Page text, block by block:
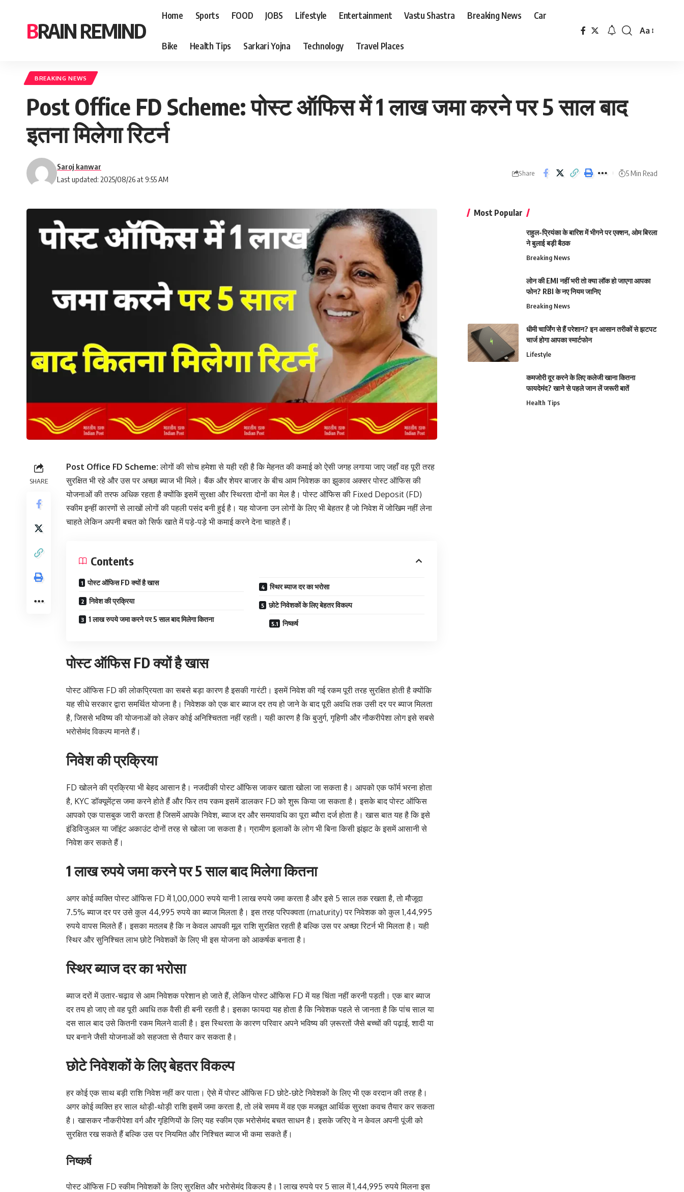
BRAIN REMIND
Home Sports FOOD JOBS Lifestyle Entertainment Vastu Shastra Breaking News Car
Bike Health Tips Sarkari Yojna Technology Travel Places
Font
Aa
BREAKING NEWS
Post Office FD Scheme: पोस्ट ऑफिस में 1 लाख जमा करने पर 5 साल बाद
इतना मिलेगा रिटर्न
Last updated: 2025/08/26 at 9:55 AM
Saroj kanwar
Share 5 Min Read
SHARE
Post Office FD Scheme:लोगों की सोच हमेशा से यही रही है कि मेहनत की कमाई को ऐसी जगह लगाया जाए जहाँ वह पूरी तरह
सुरक्षित भी रहे और उस पर अच्छा ब्याज भी मिले। बैंक और शेयर बाजार के बीच आम निवेशक का झुकाव अक्सर पोस्ट ऑफिस की
योजनाओं की तरफ अधिक रहता है क्योंकि इसमें सुरक्षा और स्थिरता दोनों का मेल है। पोस्ट ऑफिस की Fixed Deposit (FD)
स्कीम इन्हीं कारणों से लाखों लोगों की पहली पसंद बनी हुई है। यह योजना उन लोगों के लिए भी बेहतर है जो निवेश में जोखिम नहीं लेना
चाहते लेकिन अपनी बचत को सिर्फ खाते में पड़े-पड़े भी कमाई करने देना चाहते हैं।
Contents
पोस्ट ऑफिस FD क्यों है खास
निवेश की प्रक्रिया
1 लाख रुपये जमा करने पर 5 साल बाद मिलेगा कितना
स्थिर ब्याज दर का भरोसा
छोटे निवेशकों के लिए बेहतर विकल्प
निष्कर्ष
पोस्ट ऑफिस FD क्यों है खास
पोस्ट ऑफिस FD की लोकप्रियता का सबसे बड़ा कारण है इसकी गारंटी। इसमें निवेश की गई रकम पूरी तरह सुरक्षित होती है क्योंकि
यह सीधे सरकार द्वारा समर्थित योजना है। निवेशक को एक बार ब्याज दर तय हो जाने के बाद पूरी अवधि तक उसी दर पर ब्याज मिलता
है, जिससे भविष्य की योजनाओं को लेकर कोई अनिश्चितता नहीं रहती। यही कारण है कि बुजुर्ग, गृहिणी और नौकरीपेशा लोग इसे सबसे
भरोसेमंद विकल्प मानते हैं।
निवेश की प्रक्रिया
FD खोलने की प्रक्रिया भी बेहद आसान है। नजदीकी पोस्ट ऑफिस जाकर खाता खोला जा सकता है। आपको एक फॉर्म भरना होता
है, KYC डॉक्यूमेंट्स जमा करने होते हैं और फिर तय रकम इसमें डालकर FD को शुरू किया जा सकता है। इसके बाद पोस्ट ऑफिस
आपको एक पासबुक जारी करता है जिसमें आपके निवेश, ब्याज दर और समयावधि का पूरा ब्यौरा दर्ज होता है। खास बात यह है कि इसे
इंडिविजुअल या जॉइंट अकाउंट दोनों तरह से खोला जा सकता है। ग्रामीण इलाकों के लोग भी बिना किसी झंझट के इसमें आसानी से
निवेश कर सकते हैं।
1 लाख रुपये जमा करने पर 5 साल बाद मिलेगा कितना
अगर कोई व्यक्ति पोस्ट ऑफिस FD में 1,00,000 रुपये यानी 1 लाख रुपये जमा करता है और इसे 5 साल तक रखता है, तो मौजूदा
7.5% ब्याज दर पर उसे कुल 44,995 रुपये का ब्याज मिलता है। इस तरह परिपक्वता (maturity) पर निवेशक को कुल 1,44,995
रुपये वापस मिलते हैं। इसका मतलब है कि न केवल आपकी मूल राशि सुरक्षित रहती है बल्कि उस पर अच्छा रिटर्न भी मिलता है। यही
स्थिर और सुनिश्चित लाभ छोटे निवेशकों के लिए भी इस योजना को आकर्षक बनाता है।
स्थिर ब्याज दर का भरोसा
ब्याज दरों में उतार-चढ़ाव से आम निवेशक परेशान हो जाते हैं, लेकिन पोस्ट ऑफिस FD में यह चिंता नहीं करनी पड़ती। एक बार ब्याज
दर तय हो जाए तो वह पूरी अवधि तक वैसी ही बनी रहती है। इसका फायदा यह होता है कि निवेशक पहले से जानता है कि पांच साल या
दस साल बाद उसे कितनी रकम मिलने वाली है। इस स्थिरता के कारण परिवार अपने भविष्य की ज़रूरतों जैसे बच्चों की पढ़ाई, शादी या
घर बनाने जैसी योजनाओं को सहजता से तैयार कर सकता है।
छोटे निवेशकों के लिए बेहतर विकल्प
हर कोई एक साथ बड़ी राशि निवेश नहीं कर पाता। ऐसे में पोस्ट ऑफिस FD छोटे-छोटे निवेशकों के लिए भी एक वरदान की तरह है।
अगर कोई व्यक्ति हर साल थोड़ी-थोड़ी राशि इसमें जमा करता है, तो लंबे समय में वह एक मजबूत आर्थिक सुरक्षा कवच तैयार कर सकता
है। खासकर नौकरीपेशा वर्ग और गृहिणियों के लिए यह स्कीम एक भरोसेमंद बचत साधन है। इसके जरिए वे न केवल अपनी पूंजी को
सुरक्षित रख सकते हैं बल्कि उस पर नियमित और निश्चित ब्याज भी कमा सकते हैं।
निष्कर्ष
पोस्ट ऑफिस FD स्कीम निवेशकों के लिए सुरक्षित और भरोसेमंद विकल्प है। 1 लाख रुपये पर 5 साल में 1,44,995 रुपये मिलना इस
Most Popular
राहुल-प्रियंका के बारिश में भीगने पर एक्शन, ओम बिरला
ने बुलाई बड़ी बैठक
Breaking News
लोन की EMI नहीं भरी तो क्या लॉक हो जाएगा आपका
फोन? RBI के नए नियम जानिए
Breaking News
धीमी चार्जिंग से हैं परेशान? इन आसान तरीकों से झटपट
चार्ज होगा आपका स्मार्टफोन
Lifestyle
कमजोरी दूर करने के लिए कलेजी खाना कितना
फायदेमंद? खाने से पहले जान लें जरूरी बातें
Health Tips